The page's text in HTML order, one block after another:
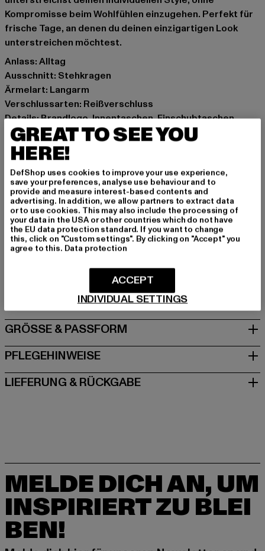
Kompromisse beim Wohlfühlen einzugehen. Perfekt für
frische Tage, an denen du deinen einzigartigen Look
unterstreichen möchtest.
Anlass: Alltag
Ausschnitt: Stehkragen
Ärmelart: Langarm
Verschlussarten: Reißverschluss
Details: Brandlogo, Innentaschen, Einschubtaschen
Schnitt: Normal
Marke: Karl Kani
Kat.: Winter Jackets
Farbe: blau
Hersteller Farbe: light dirty blue/cream
Materialzusammensetzung: 100% Baumwolle, 100%
Polyester
Art.Nr: 6076078-13202
agentur@urbanstylesagency.com
GRÖSSE & PASSFORM
PFLEGEHINWEISE
LIEFERUNG & RÜCKGABE
MELDE DICH AN, UM
INSPIRIERT ZU BLEI
BEN!
GREAT TO SEE YOU
HERE!
DefShop uses cookies to improve your use experience,
save your preferences, analyse use behaviour and to
provide and measure interest-based contents and
advertising. In addition, we allow partners to extract data
or to use cookies. This may also include the processing of
your data in the USA or other countries which do not have
the EU data protection standard. If you want to change
this, click on "Custom settings". By clicking on "Accept" you
agree to this. Data protection
INDIVIDUAL SETTINGS
ACCEPT